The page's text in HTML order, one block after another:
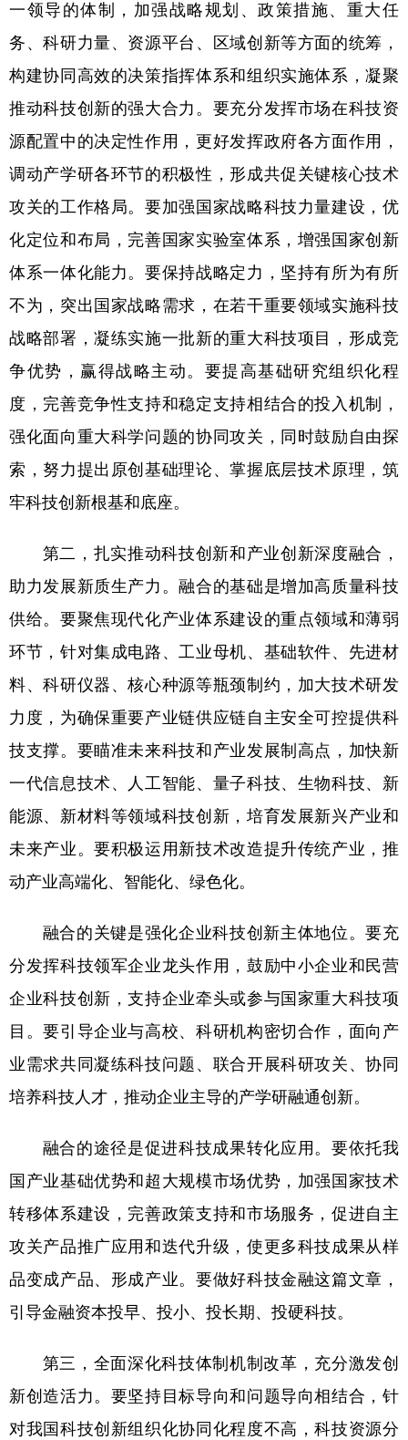
一领导的体制，加强战略规划、政策措施、重大任
务、科研力量、资源平台、区域创新等方面的统筹，
构建协同高效的决策指挥体系和组织实施体系，凝聚
推动科技创新的强大合力。要充分发挥市场在科技资
源配置中的决定性作用，更好发挥政府各方面作用，
调动产学研各环节的积极性，形成共促关键核心技术
攻关的工作格局。要加强国家战略科技力量建设，优
化定位和布局，完善国家实验室体系，增强国家创新
体系一体化能力。要保持战略定力，坚持有所为有所
不为，突出国家战略需求，在若干重要领域实施科技
战略部署，凝练实施一批新的重大科技项目，形成竞
争优势，赢得战略主动。要提高基础研究组织化程
度，完善竞争性支持和稳定支持相结合的投入机制，
强化面向重大科学问题的协同攻关，同时鼓励自由探
索，努力提出原创基础理论、掌握底层技术原理，筑
牢科技创新根基和底座。
第二，扎实推动科技创新和产业创新深度融合，
助力发展新质生产力。融合的基础是增加高质量科技
供给。要聚焦现代化产业体系建设的重点领域和薄弱
环节，针对集成电路、工业母机、基础软件、先进材
料、科研仪器、核心种源等瓶颈制约，加大技术研发
力度，为确保重要产业链供应链自主安全可控提供科
技支撑。要瞄准未来科技和产业发展制高点，加快新
一代信息技术、人工智能、量子科技、生物科技、新
能源、新材料等领域科技创新，培育发展新兴产业和
未来产业。要积极运用新技术改造提升传统产业，推
动产业高端化、智能化、绿色化。
融合的关键是强化企业科技创新主体地位。要充
分发挥科技领军企业龙头作用，鼓励中小企业和民营
企业科技创新，支持企业牵头或参与国家重大科技项
目。要引导企业与高校、科研机构密切合作，面向产
业需求共同凝练科技问题、联合开展科研攻关、协同
培养科技人才，推动企业主导的产学研融通创新。
融合的途径是促进科技成果转化应用。要依托我
国产业基础优势和超大规模市场优势，加强国家技术
转移体系建设，完善政策支持和市场服务，促进自主
攻关产品推广应用和迭代升级，使更多科技成果从样
品变成产品、形成产业。要做好科技金融这篇文章，
引导金融资本投早、投小、投长期、投硬科技。
第三，全面深化科技体制机制改革，充分激发创
新创造活力。要坚持目标导向和问题导向相结合，针
对我国科技创新组织化协同化程度不高，科技资源分